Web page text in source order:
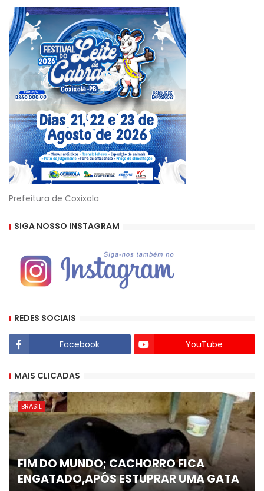
Prefeitura de Coxixola
SIGA NOSSO INSTAGRAM
REDES SOCIAIS
Facebook YouTube
MAIS CLICADAS
BRASIL
FIM DO MUNDO; CACHORRO FICA
ENGATADO,APÓS ESTUPRAR UMA GATA